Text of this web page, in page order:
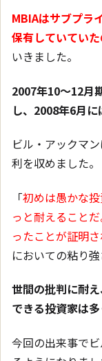
MBIAはサブプラ
保有していてい
いきました。
2007年10〜12月
し、2008年6月に
ビル・アックマ
利を収めました。
「初めは愚かな
っと耐えること
ったことが証明さ
においての粘り
世間の批判に耐
できる投資家は
今回の出来事で